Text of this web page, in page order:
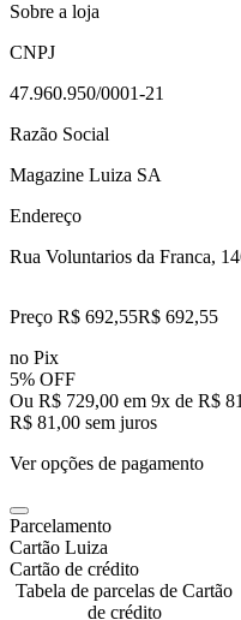
Sobre a loja
CNPJ
47.960.950/0001-21
Razão Social
Magazine Luiza SA
Endereço
Rua Voluntarios da Franca,
Preço R$ 692,55R$ 692,55
no Pix
5% OFF
Ou R$ 729,00 em 9x de R$
R$ 81,00 sem juros
Ver opções de pagamento
Parcelamento
Cartão Luiza
Cartão de crédito
Tabela de parcelas de Cartão
de crédito